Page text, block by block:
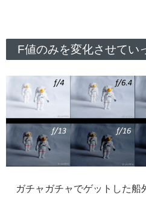
F値のみを変化させてい
ガチャガチャでゲットした船